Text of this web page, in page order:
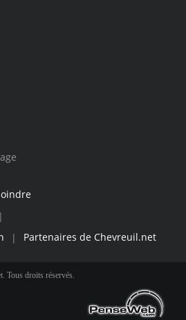
|
| Partenaires de Chevreuil.net
Tous droits réservés.